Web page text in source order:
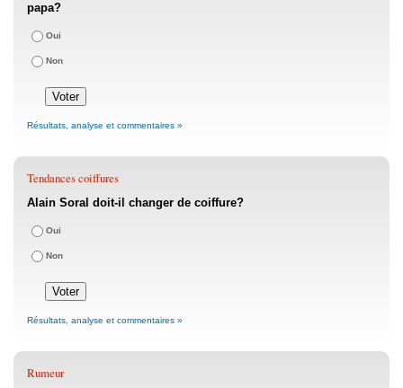
papa?
Oui
Non
Résultats, analyse et commentaires »
Tendances coiffures
Alain Soral doit-il changer de coiffure?
Oui
Non
Résultats, analyse et commentaires »
Rumeur